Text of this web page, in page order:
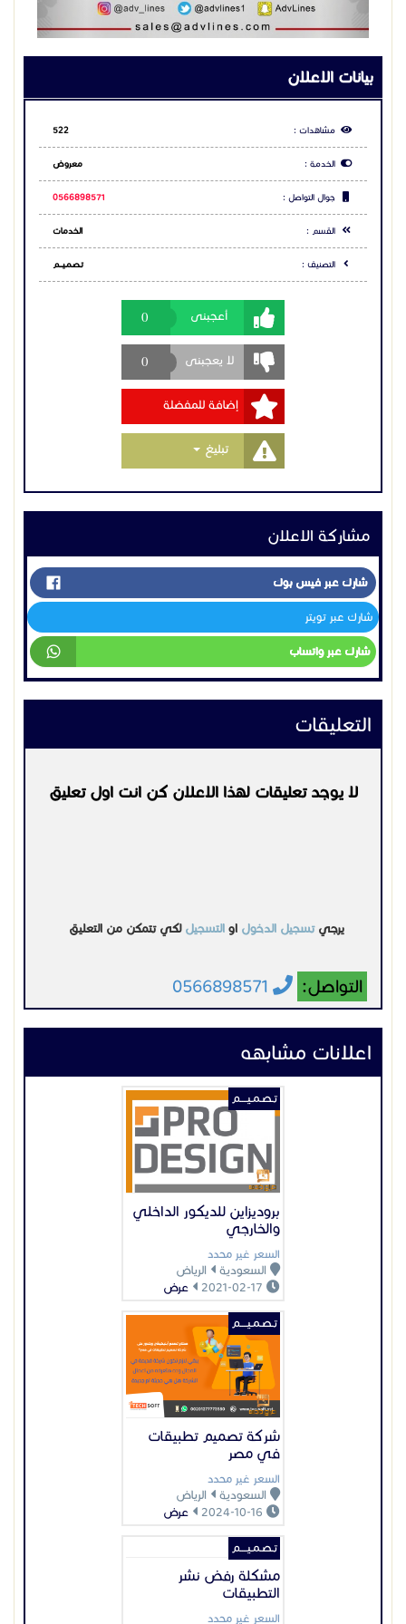
بيانات الاعلان
مشاهدات : 522
الخدمة : معروض
جوال التواصل : 0566898571
القسم : الخدمات
التصنيف : تـصـمـيــــم
أعجبنى 0
لا يعجبنى 0
إضافة للمفضلة
تبليغ Toggle Dropdown
مشاركة الاعلان
شارك عبر فيس بوك
شارك عبر تويتر
شارك عبر واتساب
التعليقات
لا يوجد تعليقات لهذا الاعلان كن انت اول تعليق
يرجيتسجيل الدخول او التسجيل لكي تتمكن من التعليق
التواصل: 0566898571
اعلانات مشابهه
بروديزاين للديكور الداخلي
والخارجي
السعر غير محدد
السعودية
الرياض
عرض
تـصـمـيــــم
شركة تصميم تطبيقات
في مصر
السعر غير محدد
السعودية
الرياض
عرض
تـصـمـيــــم
مشكلة رفض نشر
التطبيقات
السعر غير محدد
تـصـمـيــــم